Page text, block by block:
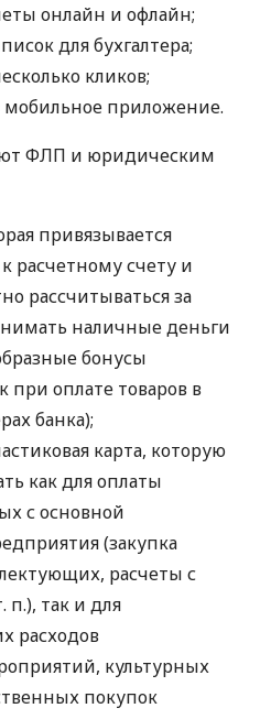
онлайн и офлайн;
для бухгалтера;
кликов;
мобильное приложение.
ФЛП и юридическим
привязывается
расчетному счету и
рассчитываться за
наличные деньги
бонусы
оплате товаров в
банка);
карта, которую
как для оплаты
с основной
(закупка
расчеты с
п.), так и для
расходов
культурных
покупок